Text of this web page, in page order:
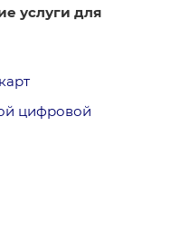
услуги для
цифровой